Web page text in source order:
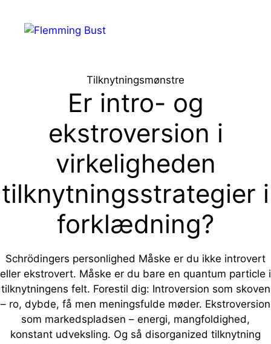
indhold
Tilknytningsmønstre
Er intro- og
ekstroversion i
virkeligheden
tilknytningsstrategier i
forklædning?
Schrödingers personlighed Måske er du ikke introvert
eller ekstrovert. Måske er du bare en quantum particle i
tilknytningens felt. Forestil dig: Introversion som skoven
– ro, dybde, få men meningsfulde møder. Ekstroversion
som markedspladsen – energi, mangfoldighed,
konstant udveksling. Og så disorganized tilknytning